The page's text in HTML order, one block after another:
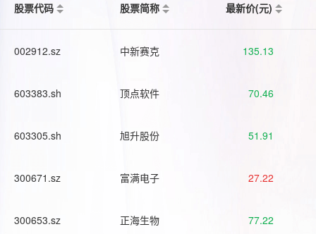
股票代码
股票简称 最新价(元)
002912.sz 中新赛克 135.13
603383.sh 顶点软件 70.46
603305.sh 旭升股份 51.91
300671.sz 富满电子 27.22
300653.sz 正海生物 77.22